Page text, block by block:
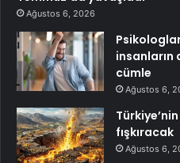
Ağustos 6, 2026
insanların
cümle
Ağustos 6,
fışkıracak
Ağustos 6,